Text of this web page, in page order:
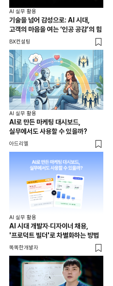
AI 실무 활용
기술을 넘어 감성으로: AI 시대,
고객의 마음을 여는 ‘인공 공감’의 힘
BX컨설팅
AI 실무 활용
AI로 만든 마케팅 대시보드,
실무에서도 사용할 수 있을까?
아드리엘
AI 실무 활용
AI 시대 개발자·디자이너 채용,
'프로덕트 빌더'로 차별화하는 방법
똑똑한개발자